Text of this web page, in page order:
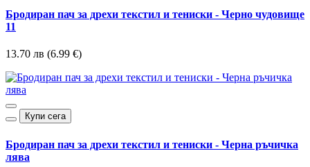
Бродиран пач за дрехи текстил и тениски - Черно чудовище
11
13.70 лв (6.99 €)
Купи сега
Бродиран пач за дрехи текстил и тениски - Черна ръчичка
лява